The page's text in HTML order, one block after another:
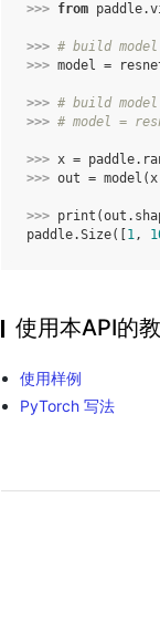
>>> from
>>> # build model
>>> model =
>>> # build
>>> # model =
>>> x = paddle.
>>> out = model (x
>>> print (out .
paddle.Size([ 1,
使用本API的
使用样例
PyTorch 写法